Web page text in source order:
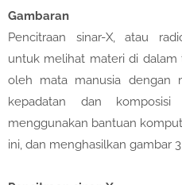
Gambaran
Pencitraan sinar-X, atau
untuk melihat materi di
oleh mata manusia dengan
kepadatan dan
menggunakan bantuan
ini, dan menghasilkan gambar